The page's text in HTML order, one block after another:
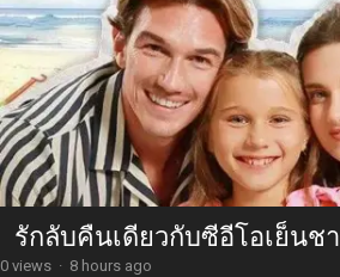
รักลับคืนเดียวกับซีอีโอเย็นชา
0 views · 8 hours ago